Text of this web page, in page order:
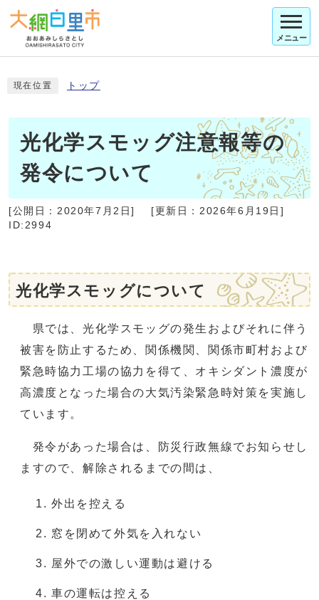
メニュー
現在位置 トップ
光化学スモッグ注意報等の
発令について
[公開日： 2020年7月2日] [更新日： 2026年6月19日]
ID:2994
光化学スモッグについて
県では、光化学スモッグの発生およびそれに伴う
被害を防止するため、関係機関、関係市町村および
緊急時協力工場の協力を得て、オキシダント濃度が
高濃度となった場合の大気汚染緊急時対策を実施し
ています。
発令があった場合は、防災行政無線でお知らせし
ますので、解除されるまでの間は、
外出を控える
窓を閉めて外気を入れない
屋外での激しい運動は避ける
車の運転は控える